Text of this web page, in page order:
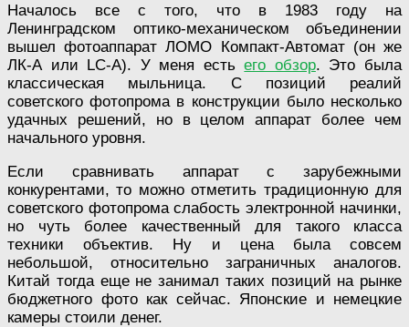
Началось все с того, что в 1983 году на
Ленинградском оптико-механическом объединении
вышел фотоаппарат ЛОМО Компакт-Автомат (он же
ЛК-А или LC-A). У меня естьего обзор. Это была
классическая мыльница. С позиций реалий
советского фотопрома в конструкции было несколько
удачных решений, но в целом аппарат более чем
начального уровня.
Если сравнивать аппарат с зарубежными
конкурентами, то можно отметить традиционную для
советского фотопрома слабость электронной начинки,
но чуть более качественный для такого класса
техники объектив. Ну и цена была совсем
небольшой, относительно заграничных аналогов.
Китай тогда еще не занимал таких позиций на рынке
бюджетного фото как сейчас. Японские и немецкие
камеры стоили денег.